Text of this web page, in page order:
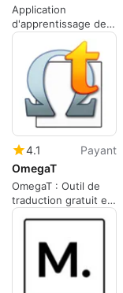
Application
d'apprentissage de
l'anglais EN-Easy
4.1
Payant
OmegaT
OmegaT : Outil de
traduction gratuit et
efficace